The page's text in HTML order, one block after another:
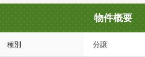
物件概要
種別 分譲